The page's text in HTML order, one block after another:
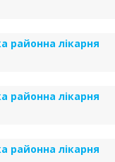
районна лікарня
районна лікарня
районна лікарня